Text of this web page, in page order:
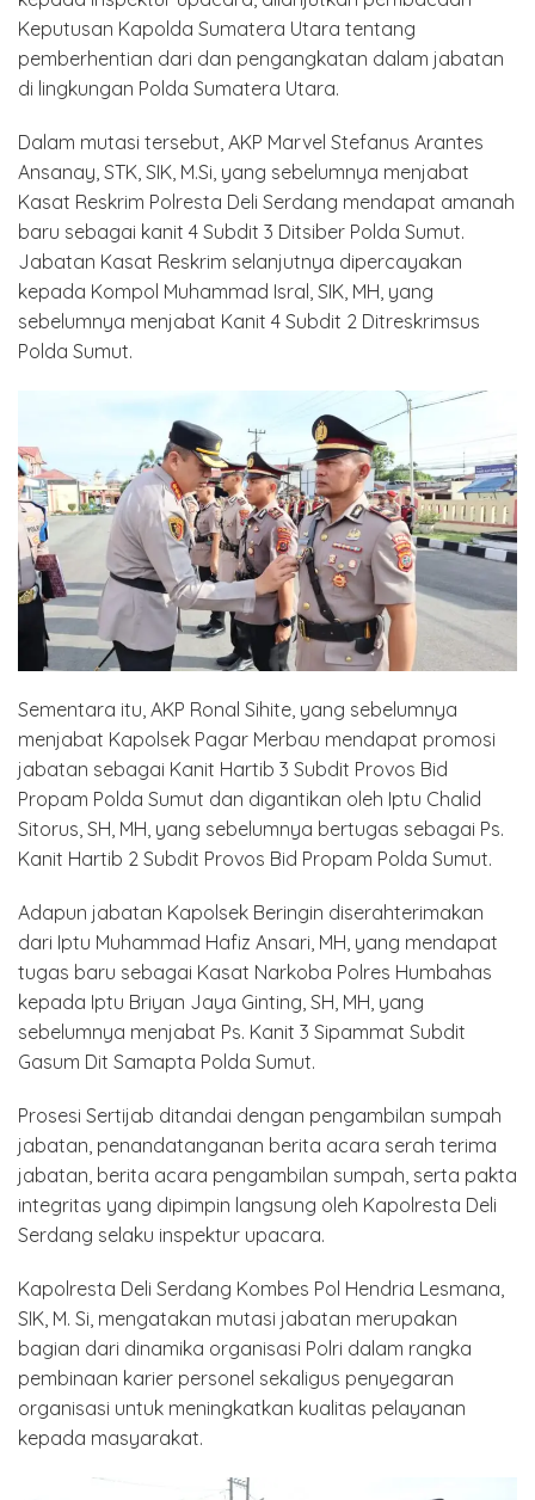
Keputusan Kapolda Sumatera Utara tentang
pemberhentian dari dan pengangkatan dalam jabatan
di lingkungan Polda Sumatera Utara.
Dalam mutasi tersebut, AKP Marvel Stefanus Arantes
Ansanay, STK, SIK, M.Si, yang sebelumnya menjabat
Kasat Reskrim Polresta Deli Serdang mendapat amanah
baru sebagai kanit 4 Subdit 3 Ditsiber Polda Sumut.
Jabatan Kasat Reskrim selanjutnya dipercayakan
kepada Kompol Muhammad Isral, SIK, MH, yang
sebelumnya menjabat Kanit 4 Subdit 2 Ditreskrimsus
Polda Sumut.
Sementara itu, AKP Ronal Sihite, yang sebelumnya
menjabat Kapolsek Pagar Merbau mendapat promosi
jabatan sebagai Kanit Hartib 3 Subdit Provos Bid
Propam Polda Sumut dan digantikan oleh Iptu Chalid
Sitorus, SH, MH, yang sebelumnya bertugas sebagai Ps.
Kanit Hartib 2 Subdit Provos Bid Propam Polda Sumut.
Adapun jabatan Kapolsek Beringin diserahterimakan
dari Iptu Muhammad Hafiz Ansari, MH, yang mendapat
tugas baru sebagai Kasat Narkoba Polres Humbahas
kepada Iptu Briyan Jaya Ginting, SH, MH, yang
sebelumnya menjabat Ps. Kanit 3 Sipammat Subdit
Gasum Dit Samapta Polda Sumut.
Prosesi Sertijab ditandai dengan pengambilan sumpah
jabatan, penandatanganan berita acara serah terima
jabatan, berita acara pengambilan sumpah, serta pakta
integritas yang dipimpin langsung oleh Kapolresta Deli
Serdang selaku inspektur upacara.
Kapolresta Deli Serdang Kombes Pol Hendria Lesmana,
SIK, M. Si, mengatakan mutasi jabatan merupakan
bagian dari dinamika organisasi Polri dalam rangka
pembinaan karier personel sekaligus penyegaran
organisasi untuk meningkatkan kualitas pelayanan
kepada masyarakat.